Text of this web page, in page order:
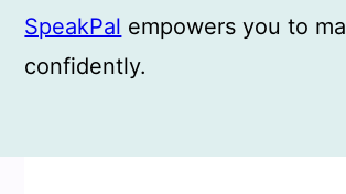
SpeakPal empowers you to
confidently.